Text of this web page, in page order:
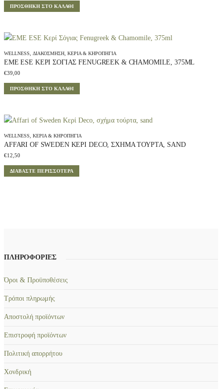
ΠΡΟΣΘΉΚΗ ΣΤΟ ΚΑΛΆΘΙ
WELLNESS ΔΙΑΚΌΣΜΗΣΗ ΚΕΡΙΆ & ΚΗΡΟΠΉΓΙΑ
EME ESE ΚΕΡΊ ΣΌΓΙΑΣ FENUGREEK & CHAMOMILE, 375ML
€39,00
ΠΡΟΣΘΉΚΗ ΣΤΟ ΚΑΛΆΘΙ
WELLNESS ΚΕΡΙΆ & ΚΗΡΟΠΉΓΙΑ
AFFARI OF SWEDEN ΚΕΡΊ DECO, ΣΧΉΜΑ ΤΟΎΡΤΑ, SAND
€12,50
ΔΙΑΒΆΣΤΕ ΠΕΡΙΣΣΌΤΕΡΑ
ΠΛΗΡΟΦΟΡΙΕΣ
Όροι & Προϋποθέσεις
Τρόποι πληρωμής
Αποστολή προϊόντων
Επιστροφή προϊόντων
Πολιτική απορρήτου
Χονδρική